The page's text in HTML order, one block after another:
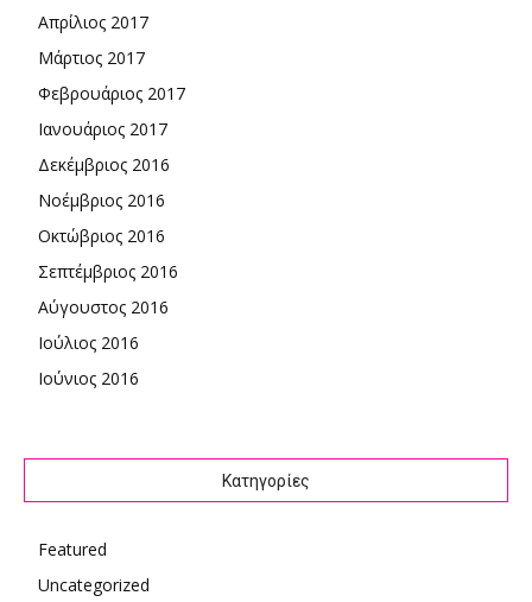
Απρίλιος 2017
Μάρτιος 2017
Φεβρουάριος 2017
Ιανουάριος 2017
Δεκέμβριος 2016
Νοέμβριος 2016
Οκτώβριος 2016
Σεπτέμβριος 2016
Αύγουστος 2016
Ιούλιος 2016
Ιούνιος 2016
Kατηγορίες
Featured
Uncategorized